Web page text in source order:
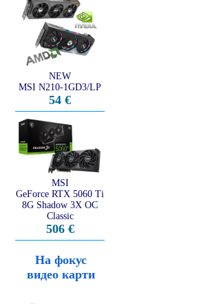
NEW
MSI N210-1GD3/LP
54 €
MSI
GeForce RTX 5060 Ti
8G Shadow 3X OC
Classic
506 €
На фокус
видео карти